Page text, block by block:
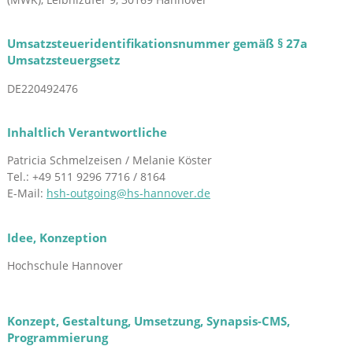
Umsatzsteueridentifikationsnummer gemäß § 27a
Umsatzsteuergsetz
DE220492476
Inhaltlich Verantwortliche
Patricia Schmelzeisen / Melanie Köster
Tel.: +49 511 9296 7716 / 8164
E-Mail: hsh-outgoing@hs-hannover.de
Idee, Konzeption
Hochschule Hannover
Konzept, Gestaltung, Umsetzung, Synapsis-CMS,
Programmierung